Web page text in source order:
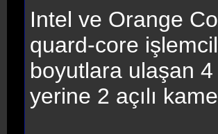
Intel ve Orange
quard-core
boyutlara ulaşan
yerine 2 açılı